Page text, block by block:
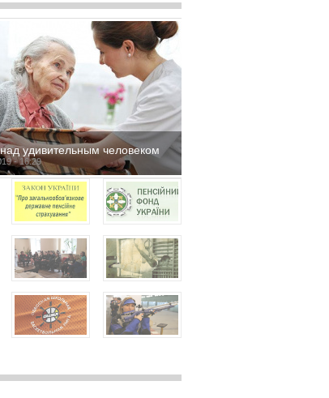
удивительным человеком
- 16:29